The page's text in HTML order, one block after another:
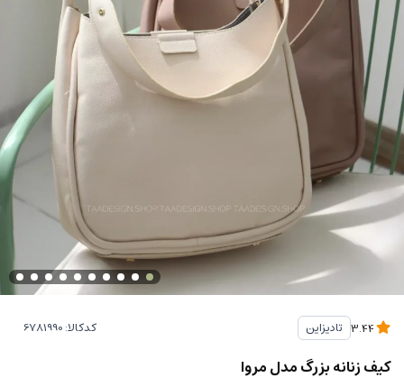
تادیزاین کدکالا:
کیف زنانه بزرگ مدل مروا